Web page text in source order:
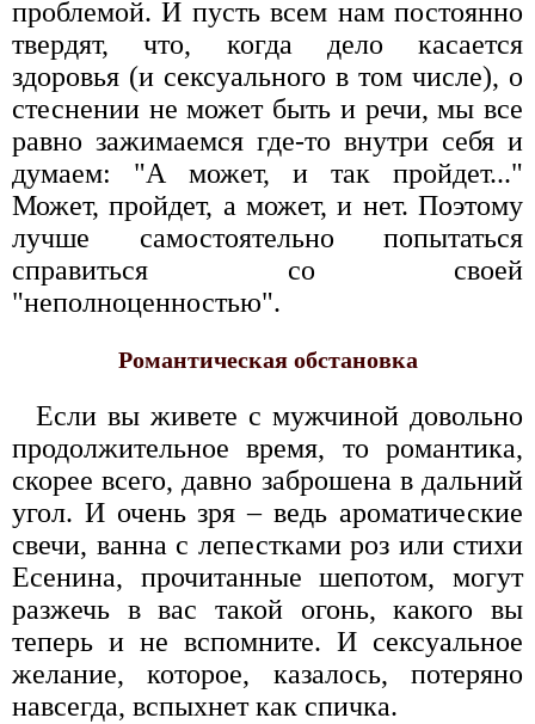
проблемой. И пусть всем нам постоянно
твердят, что, когда дело касается
здоровья (и сексуального в том числе), о
стеснении не может быть и речи, мы все
равно зажимаемся где-то внутри себя и
думаем: "А может, и так пройдет..."
Может, пройдет, а может, и нет. Поэтому
лучше самостоятельно попытаться
справиться со своей
"неполноценностью".
Романтическая обстановка
Если вы живете с мужчиной довольно
продолжительное время, то романтика,
скорее всего, давно заброшена в дальний
угол. И очень зря – ведь ароматические
свечи, ванна с лепестками роз или стихи
Есенина, прочитанные шепотом, могут
разжечь в вас такой огонь, какого вы
теперь и не вспомните. И сексуальное
желание, которое, казалось, потеряно
навсегда, вспыхнет как спичка.